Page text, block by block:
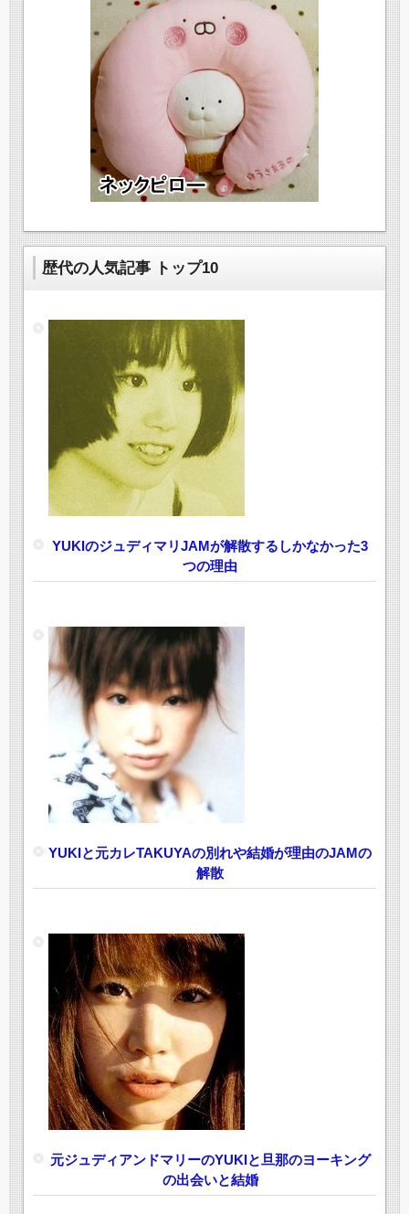
歴代の人気記事 トップ10
YUKIのジュディマリJAMが解散するしかなかった3
つの理由
YUKIと元カレTAKUYAの別れや結婚が理由のJAMの
解散
元ジュディアンドマリーのYUKIと旦那のヨーキング
の出会いと結婚